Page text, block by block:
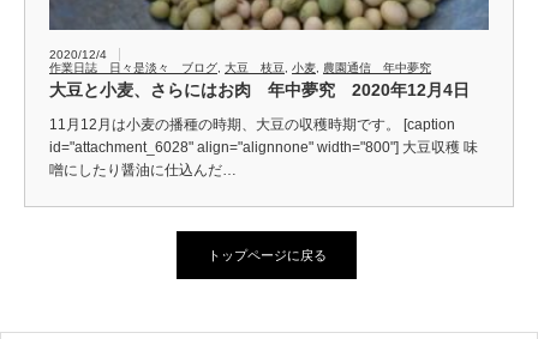
2020/12/4
作業日誌 日々是淡々 ブログ 大豆 枝豆 小麦 農園通信 年中夢究
大豆と小麦、さらにはお肉 年中夢究 2020年12月4日
11月12月は小麦の播種の時期、大豆の収穫時期です。 [caption
id="attachment_6028" align="alignnone" width="800"] 大豆収穫 味
噌にしたり醤油に仕込んだ…
トップページに戻る